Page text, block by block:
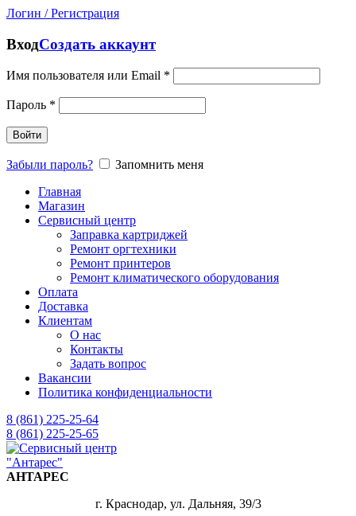
Логин / Регистрация
ВходСоздать аккаунт
Имя пользователя или Email *
Пароль *
Войти
Забыли пароль?
Запомнить меня
Главная
Магазин
Сервисный центр
Заправка картриджей
Ремонт оргтехники
Ремонт принтеров
Ремонт климатического оборудования
Оплата
Доставка
Клиентам
О нас
Контакты
Задать вопрос
Вакансии
Политика конфиденциальности
8 (861) 225-25-64
8 (861) 225-25-65
АНТАРЕС
г. Краснодар, ул. Дальняя, 39/3